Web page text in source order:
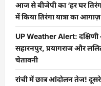
आज से बीजेपी का ‘हर घर
में किया तिरंगा यात्रा का आगाज़
UP Weather Alert: दक्षिणी
सहारनपुर, प्रयागराज और
चेतावनी
रांची में छात्र आंदोलन तेज! दूसरे